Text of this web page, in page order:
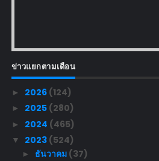
ข่าวแยกตามเดือน
► 2026 (124)
► 2025 (280)
► 2024 (465)
▼ 2023 (524)
► ธันวาคม (37)